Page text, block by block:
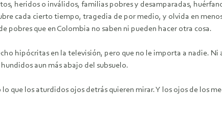
heridos o inválidos, familias pobres y desamparadas,
cada cierto tiempo, tragedia de por medio, y olvida en
pobres que en Colombia no saben ni pueden hacer otra cosa.
hipócritas en la televisión, pero que no le importa a nadie. Ni
aun más abajo del subsuelo.
que los aturdidos ojos detrás quieren mirar. Y los ojos de los